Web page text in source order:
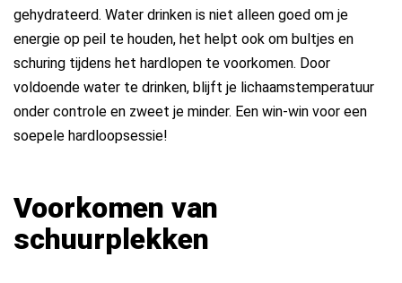
gehydrateerd. Water drinken is niet alleen goed om je
energie op peil te houden, het helpt ook om bultjes en
schuring tijdens het hardlopen te voorkomen. Door
voldoende water te drinken, blijft je lichaamstemperatuur
onder controle en zweet je minder. Een win-win voor een
soepele hardloopsessie!
Voorkomen van
schuurplekken